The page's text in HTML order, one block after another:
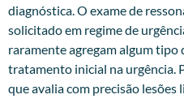
diagnóstica. O exame de
solicitado em regime de
raramente agregam algum tipo
tratamento inicial na urgência.
que avalia com precisão lesões